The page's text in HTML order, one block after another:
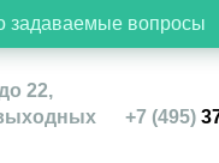
задаваемые вопросы
22,
+7 (495)